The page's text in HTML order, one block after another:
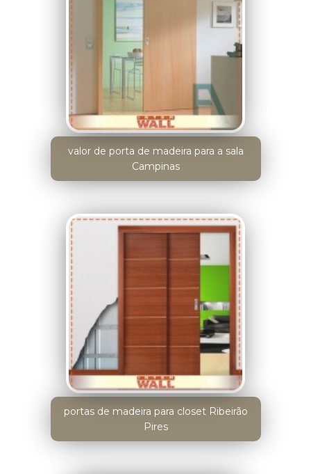
valor de porta de madeira para a sala
Campinas
portas de madeira para closet Ribeirão
Pires